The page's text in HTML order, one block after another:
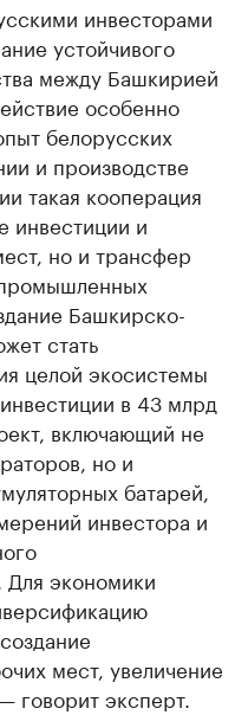
инвесторами
устойчивого
между Башкирией
особенно
белорусских
и производстве
такая кооперация
инвестиции и
но и трансфер
Башкирско-
стать
целой экосистемы
в 43 млрд
включающий не
но и
батарей,
инвестора и
Для экономики
мест, увеличение
говорит эксперт.